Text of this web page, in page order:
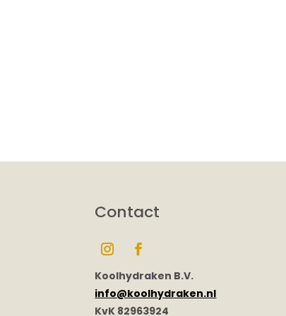
Contact
Koolhydraken B.V.
info@koolhydraken.nl
KvK 82963924